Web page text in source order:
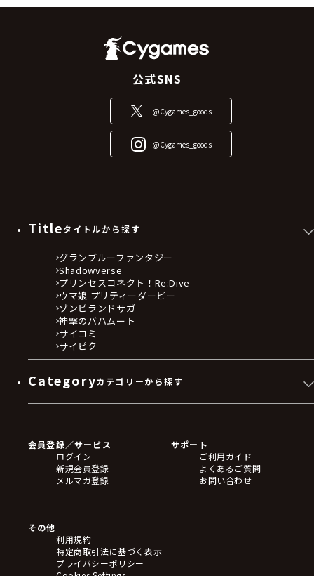
公式SNS
@Cygames_goods
@Cygames_goods
Titleタイトルから探す
グランブルーファンタジー
Shadowverse
プリンセスコネクト！Re:Dive
ウマ娘 プリティーダービー
ゾンビランドサガ
神撃のバハムート
サイコミ
サイピク
Categoryカテゴリーから探す
フィギュア
アクリルスタンド
バッジ
キーホルダー・ストラップ
ステッカー・シール・カード
タペストリー・ポスター
アームサポーター
会員登録／サービス
ログイン
新規会員登録
メルマガ登録
サポート
ご利用ガイド
よくあるご質問
お問い合わせ
その他
利用規約
特定商取引法に基づく表示
プライバシーポリシー